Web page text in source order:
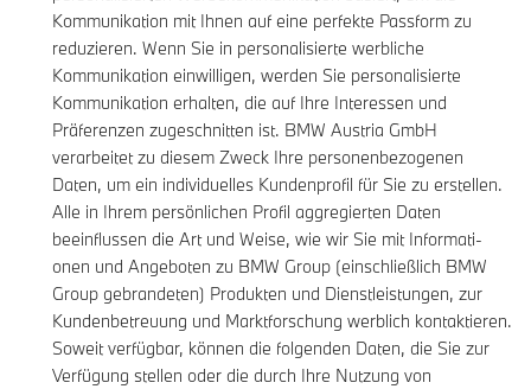
Kommunikation mit Ihnen auf eine perfekte Passform zu
reduzieren. Wenn Sie in personalisierte werbliche
Kommunikation einwilligen, werden Sie personalisierte
Kommunikation erhalten, die auf Ihre Interessen und
Präferenzen zugeschnitten ist. BMW Austria GmbH
verarbeitet zu diesem Zweck Ihre personenbezogenen
Daten, um ein individuelles Kundenprofil für Sie zu erstellen.
Alle in Ihrem persönlichen Profil aggregierten Daten
beeinflussen die Art und Weise, wie wir Sie mit Informati-
onen und Angeboten zu BMW Group (einschließlich BMW
Group gebrandeten) Produkten und Dienstleistungen, zur
Kundenbetreuung und Marktforschung werblich kontaktieren.
Soweit verfügbar, können die folgenden Daten, die Sie zur
Verfügung stellen oder die durch Ihre Nutzung von